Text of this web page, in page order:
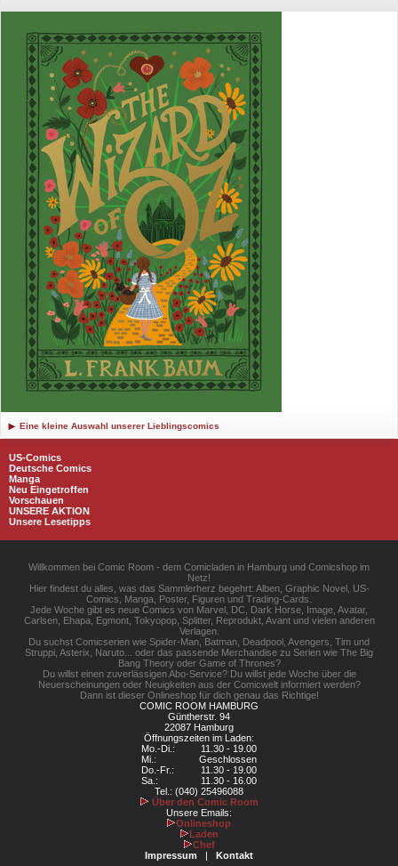
Eine kleine Auswahl unserer Lieblingscomics
US-Comics
Deutsche Comics
Manga
Neu Eingetroffen
Vorschauen
UNSERE AKTION
Unsere Lesetipps
Willkommen bei Comic Room - dem Comicladen in Hamburg und Comicshop im
Netz!
Hier findest du alles, was das Sammlerherz begehrt: Alben, Graphic Novel, US-
Comics, Manga, Poster, Figuren und Trading-Cards.
Jede Woche gibt es neue Comics von Marvel, DC, Dark Horse, Image, Avatar,
Carlsen, Ehapa, Egmont, Tokyopop, Splitter, Reprodukt, Avant und vielen anderen
Verlagen.
Du suchst Comicserien wie Spider-Man, Batman, Deadpool, Avengers, Tim und
Struppi, Asterix, Naruto... oder das passende Merchandise zu Serien wie The Big
Bang Theory oder Game of Thrones?
Du willst einen zuverlässigen Abo-Service? Du willst jede Woche über die
Neuerscheinungen oder Neuigkeiten aus der Comicwelt informiert werden?
Dann ist dieser Onlineshop für dich genau das Richtige!
COMIC ROOM HAMBURG
Güntherstr. 94
22087 Hamburg
Öffnungszeiten im Laden:
Mo.-Di.:
11.30 - 19.00
Mi.:
Geschlossen
Do.-Fr.:
11.30 - 19.00
Sa.:
11.30 - 16.00
Tel.: (040) 25496088
Über den Comic Room
Unsere Emails:
Onlineshop
Laden
Chef
Impressum | Kontakt